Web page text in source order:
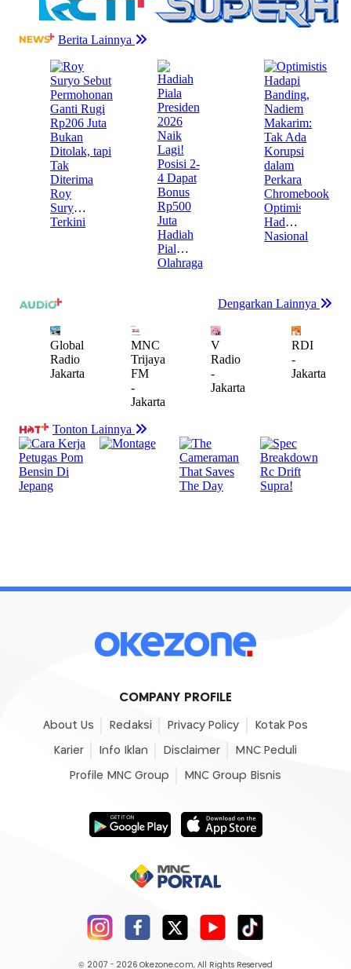
COMPANY PROFILE
About Us Redaksi Privacy Policy Kotak Pos
Karier Info Iklan Disclaimer MNC Peduli
Profile MNC Group MNC Group Bisnis
© 2007 - 2026 Okezone.com, All Rights Reserved